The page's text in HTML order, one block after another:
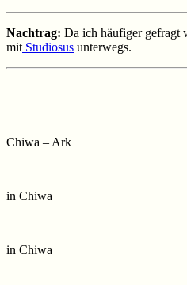
Nachtrag: Da ich häufiger gefragt
mit Studiosus unterwegs.
Chiwa – Ark
in Chiwa
in Chiwa